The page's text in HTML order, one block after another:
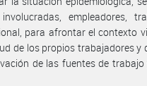
empleadores,
para afrontar el contexto
de los propios trabajadores y
de las fuentes de